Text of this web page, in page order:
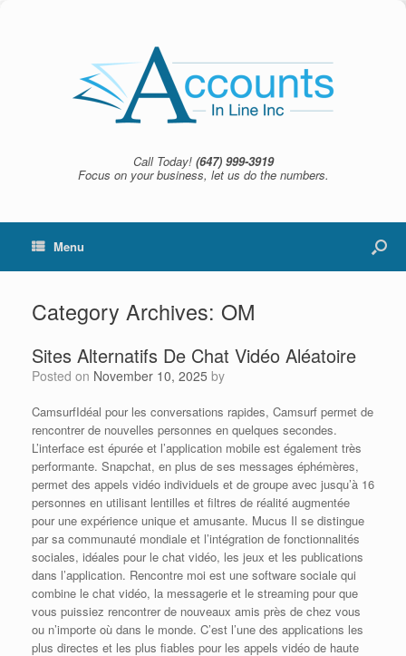
Call Today! (647) 999-3919
Focus on your business, let us do the numbers.
Menu
Category Archives: OM
Sites Alternatifs De Chat Vidéo Aléatoire
Posted on November 10, 2025 by
CamsurfIdéal pour les conversations rapides, Camsurf permet de
rencontrer de nouvelles personnes en quelques secondes.
L’interface est épurée et l’application mobile est également très
performante. Snapchat, en plus de ses messages éphémères,
permet des appels vidéo individuels et de groupe avec jusqu’à 16
personnes en utilisant lentilles et filtres de réalité augmentée
pour une expérience unique et amusante. Mucus Il se distingue
par sa communauté mondiale et l’intégration de fonctionnalités
sociales, idéales pour le chat vidéo, les jeux et les publications
dans l’application. Rencontre moi est une software sociale qui
combine le chat vidéo, la messagerie et le streaming pour que
vous puissiez rencontrer de nouveaux amis près de chez vous
ou n’importe où dans le monde. C’est l’une des applications les
plus directes et les plus fiables pour les appels vidéo de haute